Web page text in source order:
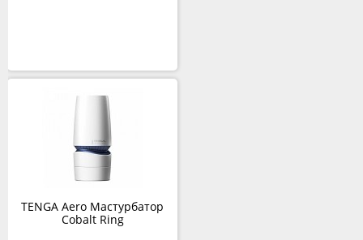
TENGA Aero Мастурбатор
Cobalt Ring